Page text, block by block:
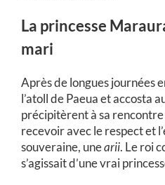
La princesse
mari
Après de longues journées
l’atoll de Paeua et accosta
précipitèrent à sa rencontre
recevoir avec le respect et
souveraine, unearii. Le roi
s’agissait d’une vrai